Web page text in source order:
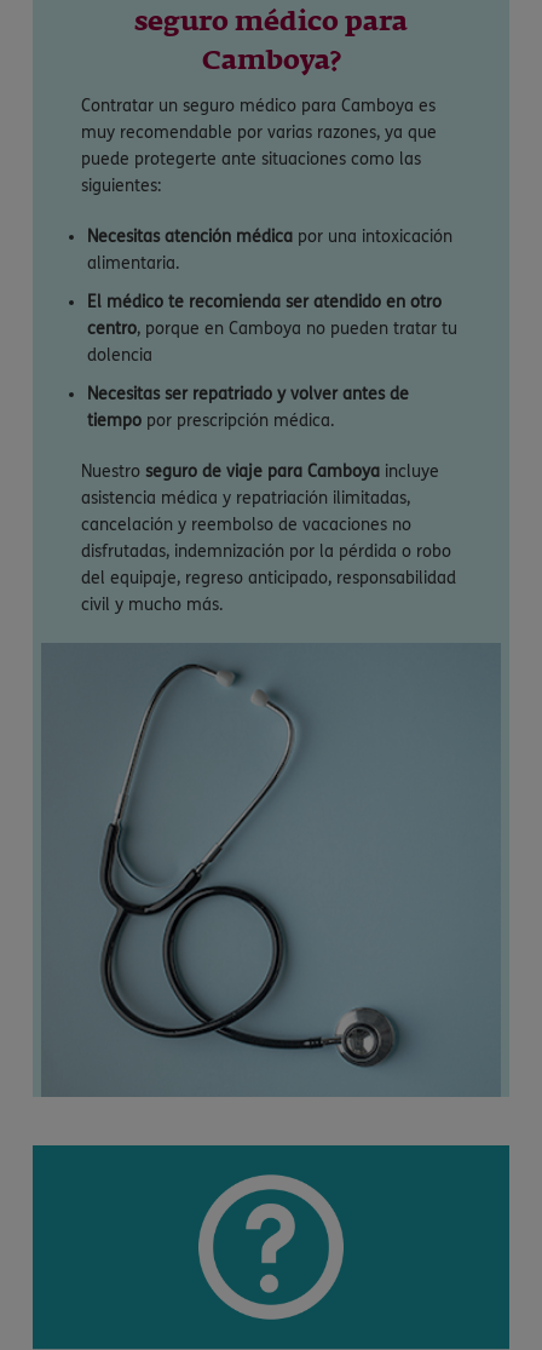
seguro médico para
Camboya?
Contratar un seguro médico para Camboya es
muy recomendable por varias razones, ya que
puede protegerte ante situaciones como las
siguientes:
Necesitas atención médicapor una intoxicación
alimentaria.
El médico te recomienda ser atendido en otro
centro, porque en Camboya no pueden tratar tu
dolencia
Necesitas ser repatriado y volver antes de
tiempopor prescripción médica.
Nuestro seguro de viaje para Camboyaincluye
asistencia médica y repatriación ilimitadas,
cancelación y reembolso de vacaciones no
disfrutadas, indemnización por la pérdida o robo
del equipaje, regreso anticipado, responsabilidad
civil y mucho más.